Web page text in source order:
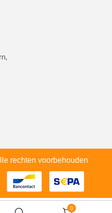
0
rechten voorbehouden